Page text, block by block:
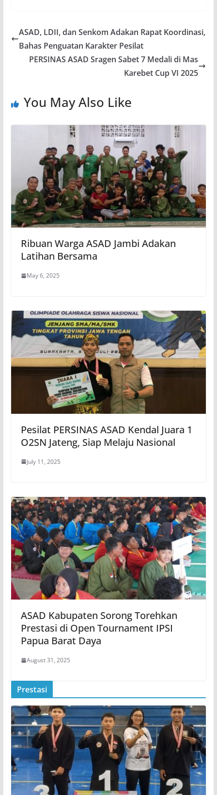
ASAD, LDII, dan Senkom Adakan Rapat Koordinasi,
Bahas Penguatan Karakter Pesilat
PERSINAS ASAD Sragen Sabet 7 Medali di Mas
Karebet Cup VI 2025
You May Also Like
Ribuan Warga ASAD Jambi Adakan
Latihan Bersama
May 6, 2025
Pesilat PERSINAS ASAD Kendal Juara 1
O2SN Jateng, Siap Melaju Nasional
July 11, 2025
ASAD Kabupaten Sorong Torehkan
Prestasi di Open Tournament IPSI
Papua Barat Daya
August 31, 2025
Prestasi